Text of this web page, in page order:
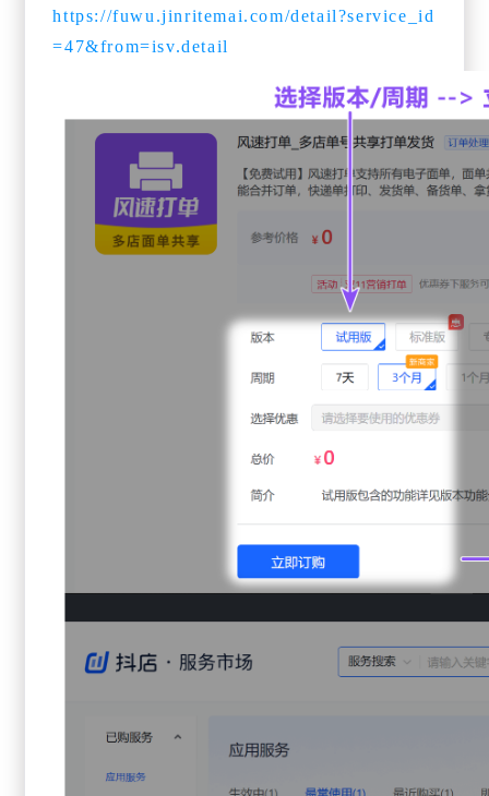
https://fuwu.jinritemai.com/detail?service_id
=47&from=isv.detail